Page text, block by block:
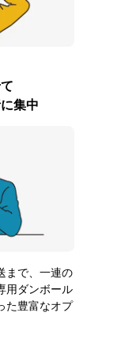
集中
まで、一連の
用ダンボール
た豊富なオプ